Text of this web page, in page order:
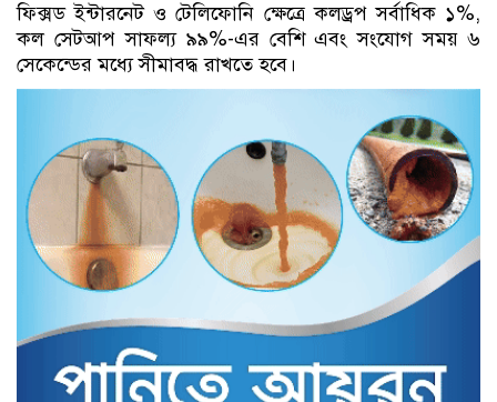
ফিক্সড ইন্টারনেট ও টেলিফোনি ক্ষেত্রে কলড্রপ সর্বাধিক ১%,
কল সেটআপ সাফল্য ৯৯%-এর বেশি এবং সংযোগ সময় ৬
সেকেন্ডের মধ্যে সীমাবদ্ধ রাখতে হবে।